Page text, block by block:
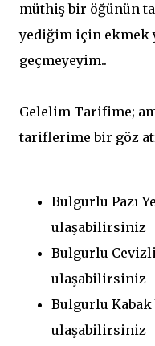
müthiş bir öğünün
yediğim için ekmek
geçmeyeyim..
Gelelim Tarifime;
tariflerime bir göz
Bulgurlu Pazı
ulaşabilirsiniz
Bulgurlu
ulaşabilirsiniz
Bulgurlu
ulaşabilirsiniz